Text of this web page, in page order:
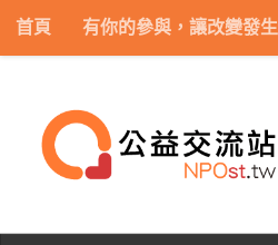
Skip to content
首頁 有你的參與，讓改變發生